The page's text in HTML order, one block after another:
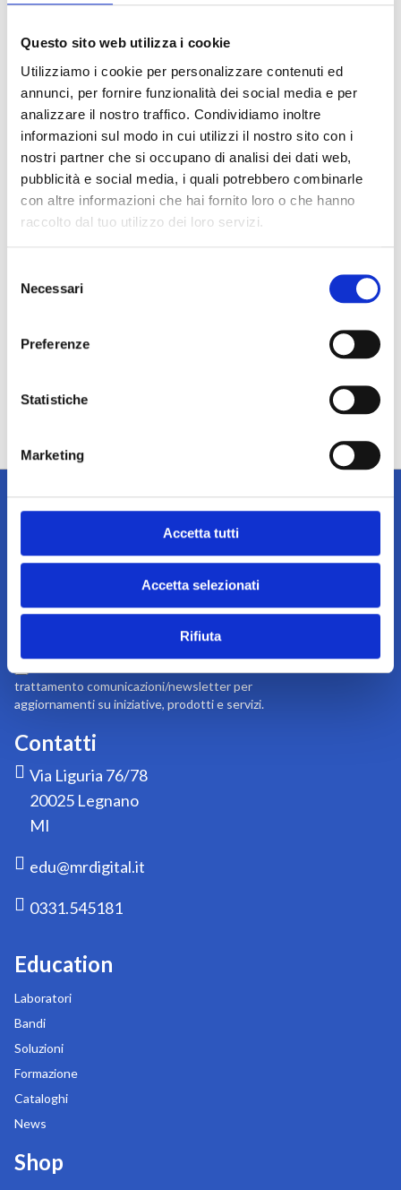
Questo sito web utilizza i cookie
Utilizziamo i cookie per personalizzare contenuti ed
annunci, per fornire funzionalità dei social media e per
analizzare il nostro traffico. Condividiamo inoltre
informazioni sul modo in cui utilizzi il nostro sito con i
nostri partner che si occupano di analisi dei dati web,
pubblicità e social media, i quali potrebbero combinarle
con altre informazioni che hai fornito loro o che hanno
raccolto dal tuo utilizzo dei loro servizi.
delNecessari
Preferenze
Statistiche
Marketing
Accetta tutti
Accetta selezionati
Rifiuta
Tecnologia display: LED, Risoluzione del display: 1920 x 1080 Pixel,
Luminosità schermo: 700 cd/m², Tipologia HD: Full HD. Colore del
prodotto: Nero
Devi acquistare tramite MEPA?
Puoi cercare i prodotti su MEPA inserendo il codice:
Codice MEPA:
Vai a MEPA
Contatti
Via Liguria 76/78
20025 Legnano
MI
edu@mrdigital.it
0331.545181
Education
Laboratori
Bandi
Soluzioni
Formazione
Cataloghi
News
Shop
Iscriviti alla newsletter
nostra
newsletter:
trattamento comunicazioni/newsletter per
aggiornamenti su iniziative, prodotti e servizi.